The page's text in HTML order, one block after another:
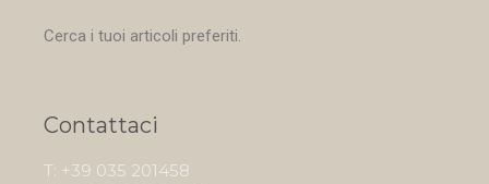
Cerca i tuoi articoli preferiti.
Contattaci
T: +39 035 201458